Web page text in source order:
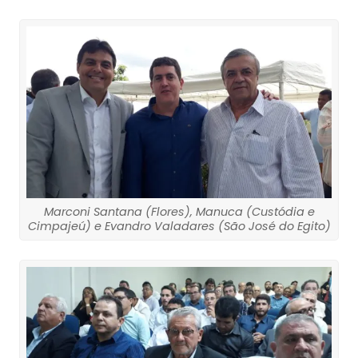
Marconi Santana (Flores), Manuca (Custódia e
Cimpajeú) e Evandro Valadares (São José do Egito)